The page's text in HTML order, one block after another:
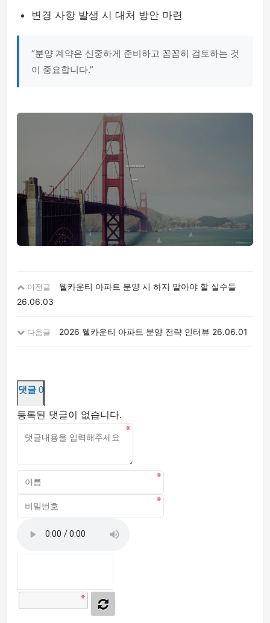
변경 사항 발생 시 대처 방안 마련
“분양 계약은 신중하게 준비하고 꼼꼼히 검토하는 것
이 중요합니다.”
이전글
웰카운티 아파트 분양 시 하지 말아야 할 실수들
26.06.03
다음글 2026 웰카운티 아파트 분양 전략 인터뷰 26.06.01
댓글 0
등록된 댓글이 없습니다.